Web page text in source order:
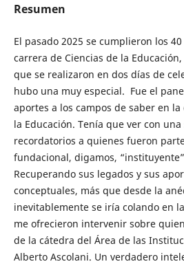
Resumen
El pasado 2025 se cumplieron los
carrera de Ciencias de la
que se realizaron en dos días de
hubo una muy especial. Fue el
aportes a los campos de saber en
la Educación. Tenía que ver con
recordatorios a quienes fueron
fundacional, digamos,
Recuperando sus legados y sus
conceptuales, más que desde la
inevitablemente se iría colando en
me ofrecieron intervenir sobre
de la cátedra del Área de las
Alberto Ascolani. Un verdadero